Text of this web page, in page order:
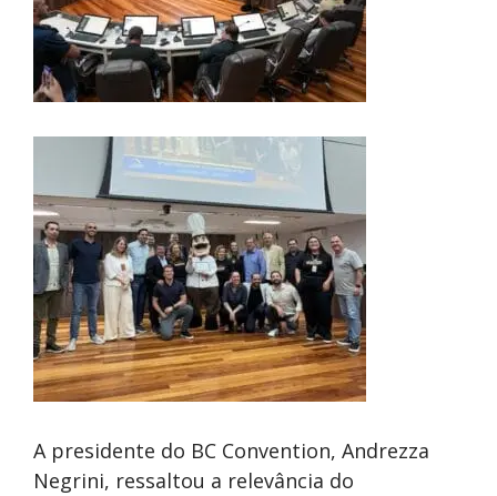
A presidente do BC Convention, Andrezza
Negrini, ressaltou a relevância do